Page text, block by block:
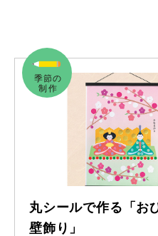
丸シールで作る「お
壁飾り」